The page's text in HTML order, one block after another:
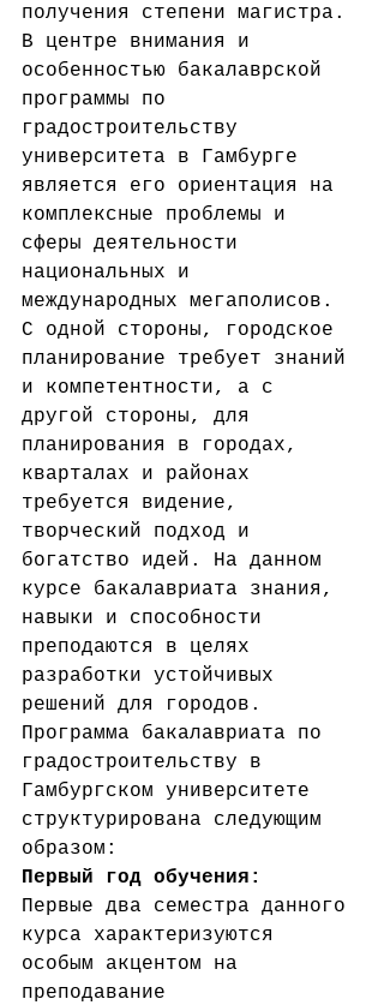
получения степени магистра.
В центре внимания и
особенностью бакалаврской
программы по
градостроительству
университета в Гамбурге
является его ориентация на
комплексные проблемы и
сферы деятельности
национальных и
международных мегаполисов.
С одной стороны, городское
планирование требует знаний
и компетентности, а с
другой стороны, для
планирования в городах,
кварталах и районах
требуется видение,
творческий подход и
богатство идей. На данном
курсе бакалавриата знания,
навыки и способности
преподаются в целях
разработки устойчивых
решений для городов.
Программа бакалавриата по
градостроительству в
Гамбургском университете
структурирована следующим
образом:
Первый год обучения:
Первые два семестра данного
курса характеризуются
особым акцентом на
преподавание